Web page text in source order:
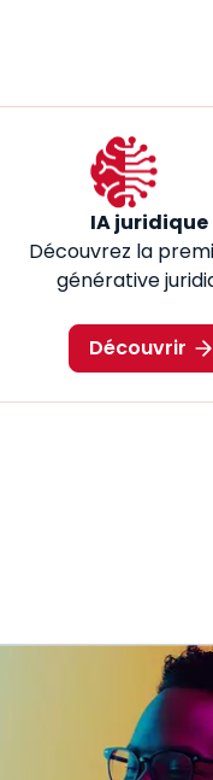
IA juridique
Découvrez la
générative
Découvrir